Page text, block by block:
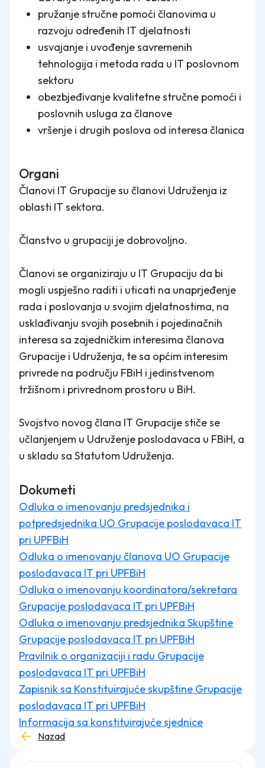
pružanje stručne pomoći članovima u
razvoju određenih IT djelatnosti
usvajanje i uvođenje savremenih
tehnologija i metoda rada u IT poslovnom
sektoru
obezbjeđivanje kvalitetne stručne pomoći i
poslovnih usluga za članove
vršenje i drugih poslova od interesa članica
Organi
Članovi IT Grupacije su članovi Udruženja iz
oblasti IT sektora.
Članstvo u grupaciji je dobrovoljno.
Članovi se organiziraju u IT Grupaciju da bi
mogli uspješno raditi i uticati na unaprjeđenje
rada i poslovanja u svojim djelatnostima, na
usklađivanju svojih posebnih i pojedinačnih
interesa sa zajedničkim interesima članova
Grupacije i Udruženja, te sa općim interesim
privrede na području FBiH i jedinstvenom
tržišnom i privrednom prostoru u BiH.
Svojstvo novog člana IT Grupacije stiče se
učlanjenjem u Udruženje poslodavaca u FBiH, a
u skladu sa Statutom Udruženja.
Dokumeti
Odluka o imenovanju predsjednika i
potpredsjednika UO Grupacije poslodavaca IT
pri UPFBiH
Odluka o imenovanju članova UO Grupacije
poslodavaca IT pri UPFBiH
Odluka o imenovanju koordinatora/sekretara
Grupacije poslodavaca IT pri UPFBiH
Odluka o imenovanju predsjednika Skupštine
Grupacije poslodavaca IT pri UPFBiH
Pravilnik o organizaciji i radu Grupacije
poslodavaca IT pri UPFBiH
Zapisnik sa Konstituirajuće skupštine Grupacije
poslodavaca IT pri UPFBiH
Informacija sa konstituirajuće sjednice
Nazad